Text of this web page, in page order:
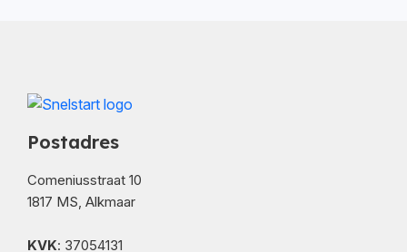
Postadres
Comeniusstraat 10
1817 MS, Alkmaar
KVK: 37054131